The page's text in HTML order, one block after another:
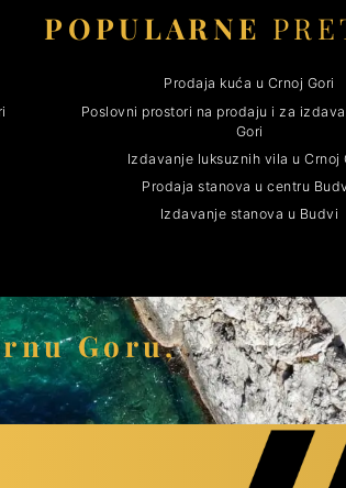
POPULARNE
Prodaja kuća u Crnoj Gori
Poslovni prostori na prodaju i za
Gori
Izdavanje luksuznih vila u Crnoj
Prodaja stanova u centru
Izdavanje stanova u Budvi
Goru,